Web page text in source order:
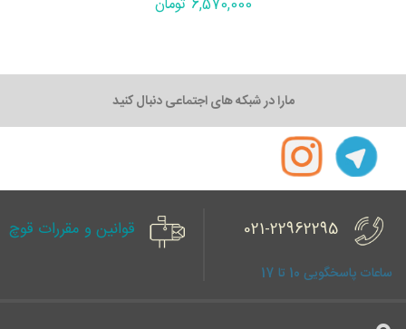
مارا در شبکه های اجتماعی دنبال کنید
021-22962295
ساعات پاسخگویی 10 تا 17
قوانین و مقررات قوچ